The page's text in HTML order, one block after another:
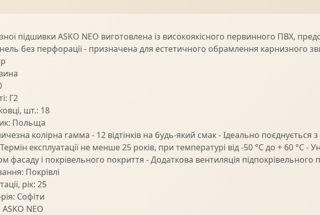
підшивки ASKO NEO виготовлена із високоякісного первинного ПВХ,
без перфорації - призначена для естетичного обрамлення карнизного
Г2
шт.: 18
Польща
колірна гамма - 12 відтінків на будь-який смак - Ідеально поєднується
експлуатації не менше 25 років, при температурі від -50 °C до + 60 °C
фасаду і покрівельного покриття - Додаткова вентиляція підпокрівельного
Покрівлі
рік: 25
Софіти
NEO